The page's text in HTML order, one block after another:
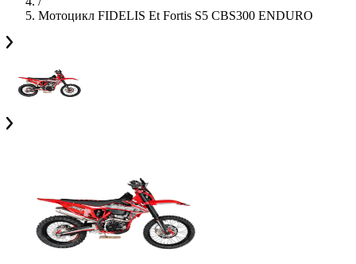
Мотоцикл FIDELIS Et Fortis S5 CBS300 ENDURO